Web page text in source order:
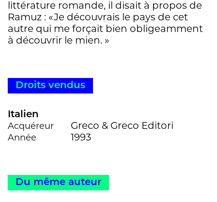
littérature romande, il disait à propos de
Ramuz : «Je découvrais le pays de cet
autre qui me forçait bien obligeamment
à découvrir le mien. »
Droits vendus
Italien
Acquéreur Greco & Greco Editori
Année 1993
Du même auteur